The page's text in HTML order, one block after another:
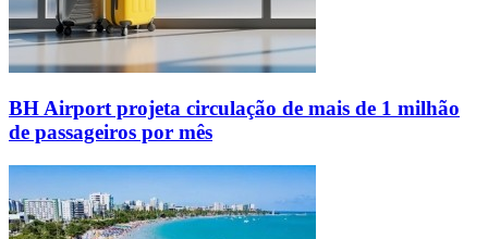
BH Airport projeta circulação de mais de 1 milhão
de passageiros por mês